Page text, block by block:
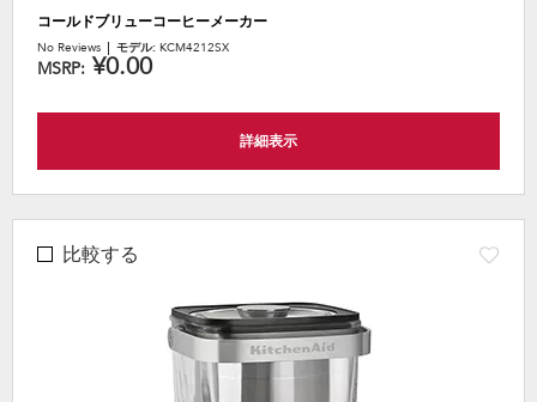
コールドブリューコーヒーメーカー
No Reviews モデル: KCM4212SX
MSRP: ¥0.00
詳細表示
比較する